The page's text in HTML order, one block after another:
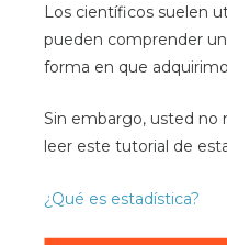
Los científicos suelen
pueden comprender
forma en que
Sin embargo, usted no
leer este tutorial de
¿Qué es estadística?